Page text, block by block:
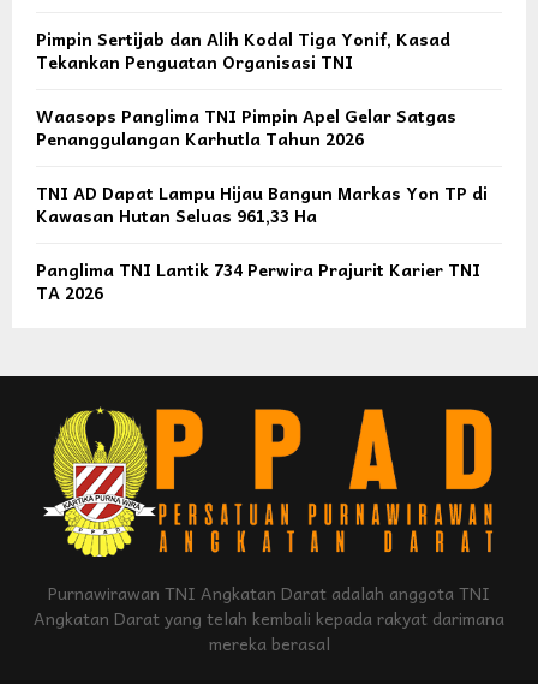
Pimpin Sertijab dan Alih Kodal Tiga Yonif, Kasad
Tekankan Penguatan Organisasi TNI
Waasops Panglima TNI Pimpin Apel Gelar Satgas
Penanggulangan Karhutla Tahun 2026
TNI AD Dapat Lampu Hijau Bangun Markas Yon TP di
Kawasan Hutan Seluas 961,33 Ha
Panglima TNI Lantik 734 Perwira Prajurit Karier TNI
TA 2026
Purnawirawan TNI Angkatan Darat adalah anggota TNI
Angkatan Darat yang telah kembali kepada rakyat darimana
mereka berasal